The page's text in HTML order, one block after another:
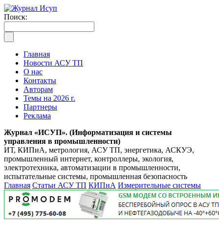
Поиск:
Главная
Новости АСУ ТП
О нас
Контакты
Авторам
Темы на 2026 г.
Партнеры
Реклама
Журнал «ИСУП». (Информатизация и системы
управления в промышленности)
ИТ, КИПиА, метрология, АСУ ТП, энергетика, АСКУЭ,
промышленный интернет, контроллеры, экология,
электротехника, автоматизации в промышленности,
испытательные системы, промышленная безопасность
Главная Статьи АСУ ТП КИПиА Измерительные системы